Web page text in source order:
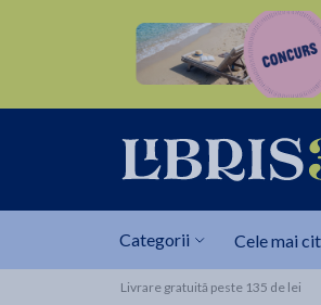
Categorii Cele mai
Livrare gratuită peste 135 de lei